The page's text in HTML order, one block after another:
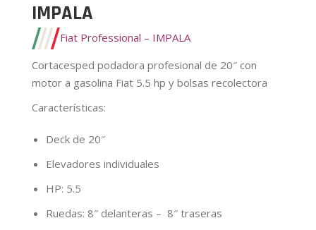
IMPALA
Fiat Professional – IMPALA
Cortacesped podadora profesional de 20″ con
motor a gasolina Fiat 5.5 hp y bolsas recolectora
Características:
Deck de 20″
Elevadores individuales
HP: 5.5
Ruedas: 8″ delanteras – 8″ traseras